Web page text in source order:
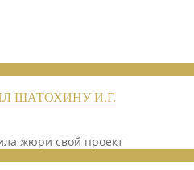
ШАТОХИНУ И.Г.
жюри свой проект